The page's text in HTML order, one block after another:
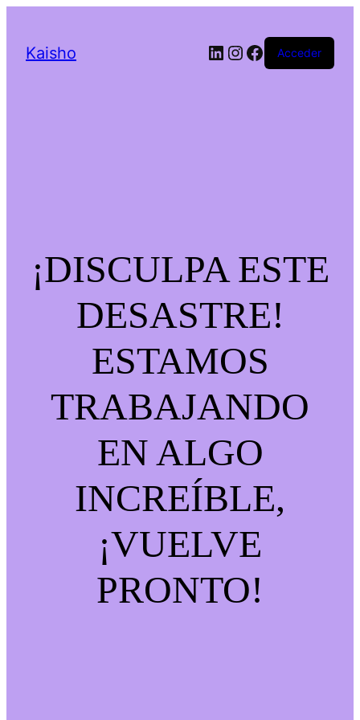
Kaisho LinkedIn
Instagram
Facebook
Acceder
¡DISCULPA ESTE
DESASTRE!
ESTAMOS
TRABAJANDO
EN ALGO
INCREÍBLE,
¡VUELVE
PRONTO!